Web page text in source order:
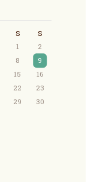
S
S
1
2
8
9
15
16
22
23
29
30